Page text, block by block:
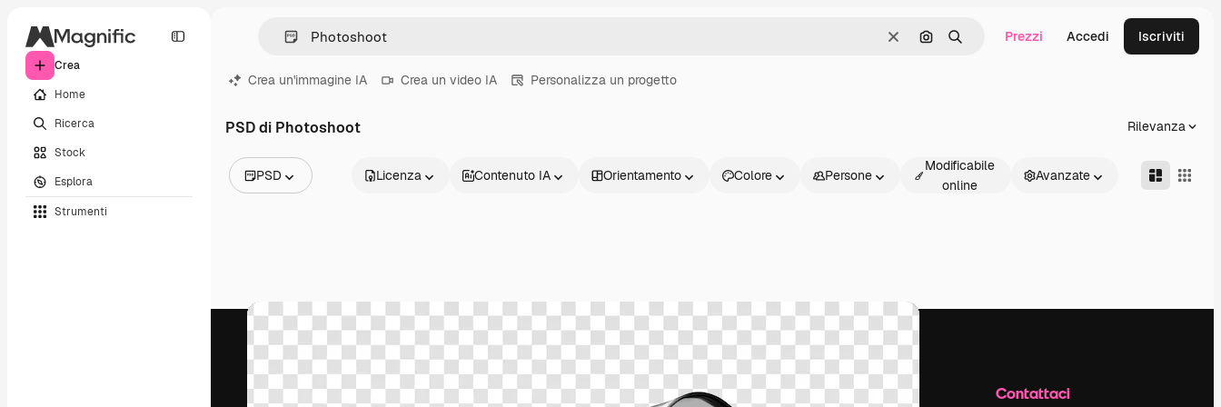
Crea
Home
Ricerca
Stock
Esplora
Strumenti
CancellaCerca per immagine
Ricerca Prezzi Accedi Iscriviti
Crea un'immagine IA Crea un video IA Personalizza un progetto
PSD di Photoshoot Rilevanza
PSD
Video
Icone
Modelli 3D
Font
Licenza Contenuto IA Orientamento Colore Persone
Modificabile
online
Avanzate
Prodotti Inizia Azienda Contattaci